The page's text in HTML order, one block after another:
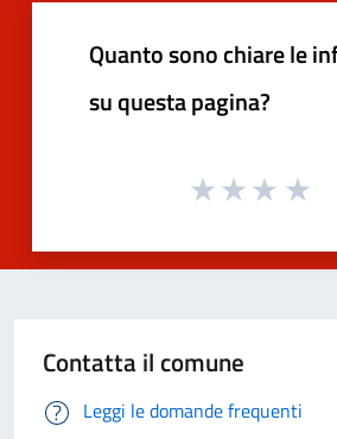
Quanto sono chiare le
su questa pagina?
Contatta il comune
Leggi le domande frequenti